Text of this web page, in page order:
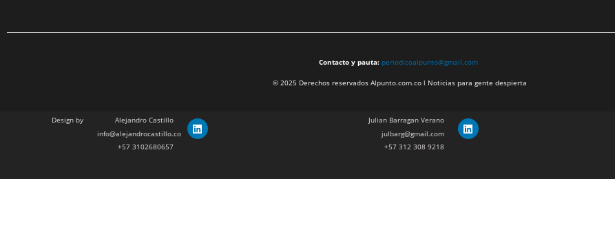
Contacto y pauta: periodicoalpunto@gmail.com
© 2025 Derechos reservados Alpunto.com.co l Noticias para gente despierta
Design by
Alejandro Castillo
info@alejandrocastillo.co
+57 3102680657
Julian Barragan Verano
julbarg@gmail.com
+57 312 308 9218